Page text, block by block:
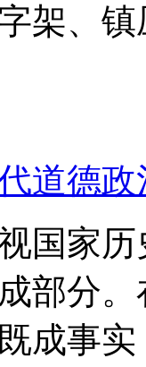
架、
道德政
国家
部分
成事